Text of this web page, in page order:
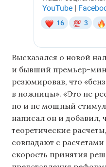
Высказался о новой
и бывший премьер-
резюмировав, что
в ножницы». «Это не
но и не мощный
написал он и добавил,
теоретические
совпадают с
скорость принятия